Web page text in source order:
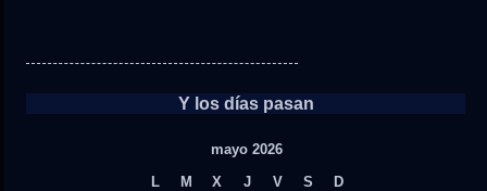
Y los días pasan
mayo 2026
L
M X J V S
D